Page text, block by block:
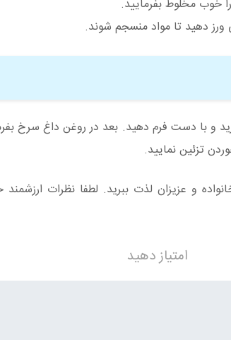
خوب مخلوط بفرمایید.
ورز دهید تا مواد منسجم شوند.
و با دست فرم دهید. بعد در روغن داغ سرخ‌
تزئین نمایید.
و عزیزان لذت ببرید. لطفا نظرات ارزشمند
امتیاز دهید